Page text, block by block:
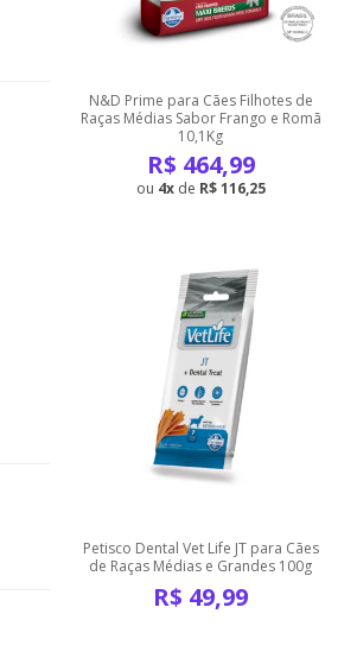
N&D Prime para Cães Filhotes de
Raças Médias Sabor Frango e Romã
10,1Kg
R$ 464,99
4 de R$ 116,25
Petisco Dental Vet Life JT para Cães
de Raças Médias e Grandes 100g
R$ 49,99